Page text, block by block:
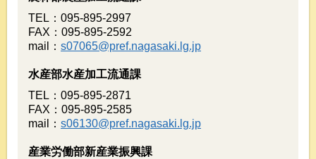
TEL：095-895-2997
FAX：095-895-2592
mail： s07065@pref.nagasaki.lg.jp
水産部水産加工流通課
TEL：095-895-2871
FAX：095-895-2585
mail： s06130@pref.nagasaki.lg.jp
産業労働部新産業振興課